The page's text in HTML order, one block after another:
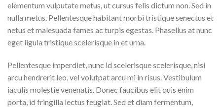
elementum vulputate metus, ut cursus felis dictum non. Sed in
nulla metus. Pellentesque habitant morbi tristique senectus et
netus et malesuada fames ac turpis egestas. Phasellus at nunc
eget ligula tristique scelerisque in et urna.
Pellentesque imperdiet, nunc id scelerisque scelerisque, nisi
arcu hendrerit leo, vel volutpat arcu mi in risus. Vestibulum
iaculis molestie venenatis. Donec faucibus elit quis enim
porta, id fringilla lectus feugiat. Sed et diam fermentum,